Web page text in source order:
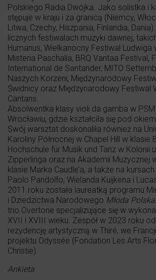
Polskiego Radia Dwójka. Jako solistka i
stępuje w kraju i za granicą (Niemcy,
Litwa, Czechy, Hiszpania, Finlandia,
licznych festiwalach muzyki dawnej,
Humanus, Wielkanocny Festiwal Ludwiga
Misteria Paschalia, BRQ Vantaa Festival,
International de Santander, MITO
Naszych Korzeni, Międzynarodowy
Świdnicy oraz Międzynarodowy Festiwal
Cantans.
Absolwentka klasy violi da gamba w
Wrocławiu, gdzie kształciła się pod
Swój warsztat doskonaliła również na
Karoliny Północnej w Chapel Hill w klasie
Hochschule für Musik und Tanz w Kolonii
Zipperlinga oraz na Akademii Muzycznej
klasie Marka Caudle’a, a także na
Paolo Pandolfo, Wielanda Kuijkena i
2011 roku została laureatką programu
i Dziedzictwa Narodowego Młoda Polska
trio Overtone specjalizujące się w
XVII i XVIII wieku. Zespół w 2023 roku
rezydencję artystyczną w Thiré, we
projektu Odyssée (Fondation Les Arts
Christie).
Ankieta